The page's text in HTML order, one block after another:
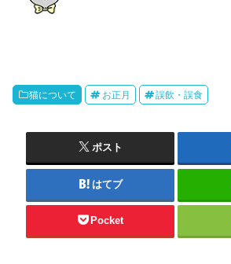
猫について お正月 誤飲・誤食
ポスト
はてブ
Pocket